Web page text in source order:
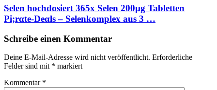
Selen hochdosiert 365x Selen 200µg Tabletten
Pi;rαtе-Dеαls – Selenkomplex aus 3 …
Schreibe einen Kommentar
Deine E-Mail-Adresse wird nicht veröffentlicht. Erforderliche
Felder sind mit * markiert
Kommentar *